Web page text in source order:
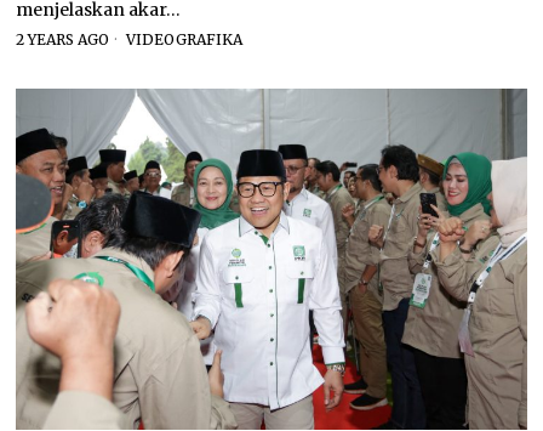
menjelaskan akar…
2 YEARS AGO VIDEOGRAFIKA